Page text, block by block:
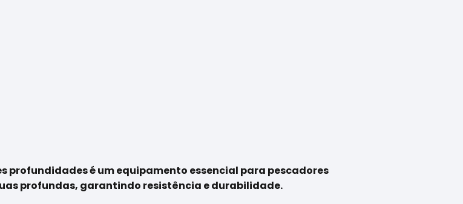
profundidades é um equipamento essencial para pescadores
profundas, garantindo resistência e durabilidade.